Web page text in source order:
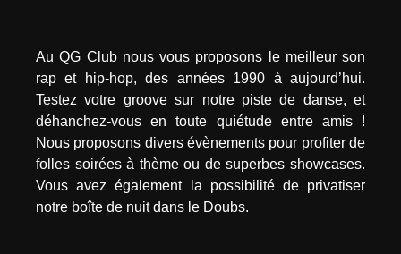
Au QG Club nous vous proposons le meilleur son
rap et hip-hop, des années 1990 à aujourd’hui.
Testez votre groove sur notre piste de danse, et
déhanchez-vous en toute quiétude entre amis !
Nous proposons divers évènements pour profiter de
folles soirées à thème ou de superbes showcases.
Vous avez également la possibilité de privatiser
notre boîte de nuit dans le Doubs.